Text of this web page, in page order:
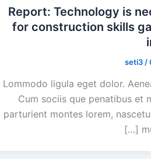
Report: Technology is
for construction skills
seti3 /
Lommodo ligula eget dolor.
Cum sociis que penatibus et
parturient montes lorem,